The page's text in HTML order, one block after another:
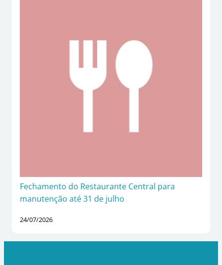
Fechamento do Restaurante Central para
manutenção até 31 de julho
24/07/2026